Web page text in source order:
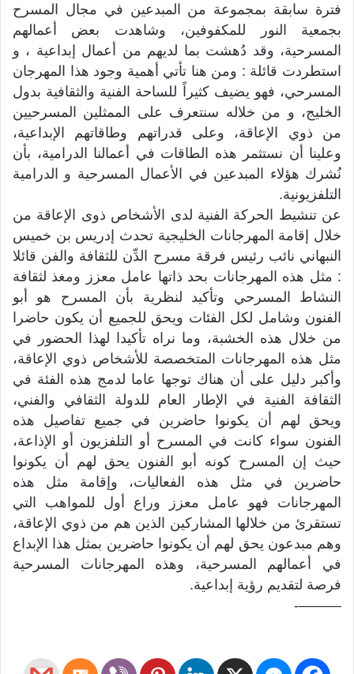
فترة سابقة بمجموعة من المبدعين في مجال المسرح
بجمعية النور للمكفوفين، وشاهدت بعض أعمالهم
المسرحية، وقد دُهشت بما لديهم من أعمال إبداعية ، و
استطردت قائلة : ومن هنا تأتي أهمية وجود هذا المهرجان
المسرحي، فهو يضيف كثيراً للساحة الفنية والثقافية بدول
الخليج، و من خلاله سنتعرف على الممثلين المسرحيين
من ذوي الإعاقة، وعلى قدراتهم وطاقاتهم الإبداعية،
وعلينا أن نستثمر هذه الطاقات في أعمالنا الدرامية، بأن
نُشرك هؤلاء المبدعين في الأعمال المسرحية و الدرامية
التلفزيونية.
عن تنشيط الحركة الفنية لدى الأشخاص ذوى الإعاقة من
خلال إقامة المهرجانات الخليجية تحدث إدريس بن خميس
النبهاني نائب رئيس فرقة مسرح الدِّن للثقافة والفن قائلا
: مثل هذه المهرجانات بحد ذاتها عامل معزز ومغذ لثقافة
النشاط المسرحي وتأكيد لنظرية بأن المسرح هو أبو
الفنون وشامل لكل الفئات ويحق للجميع أن يكون حاضرا
من خلال هذه الخشبة، وما نراه تأكيدا لهذا الحضور في
مثل هذه المهرجانات المتخصصة للأشخاص ذوي الإعاقة،
وأكبر دليل على أن هناك توجها عاما لدمج هذه الفئة في
الثقافة الفنية في الإطار العام للدولة الثقافي والفني،
ويحق لهم أن يكونوا حاضرين في جميع تفاصيل هذه
الفنون سواء كانت في المسرح أو التلفزيون أو الإذاعة،
حيث إن المسرح كونه أبو الفنون يحق لهم أن يكونوا
حاضرين في مثل هذه الفعاليات، وإقامة مثل هذه
المهرجانات فهو عامل معزز وراع أول للمواهب التي
تستقرئ من خلالها المشاركين الذين هم من ذوي الإعاقة،
وهم مبدعون يحق لهم أن يكونوا حاضرين بمثل هذا الإبداع
في أعمالهم المسرحية، وهذه المهرجانات المسرحية
فرصة لتقديم رؤية إبداعية.
———-